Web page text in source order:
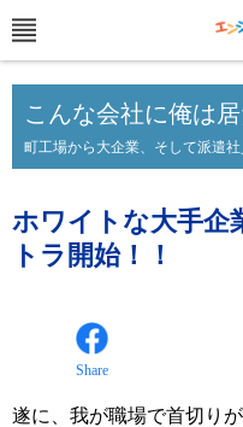
こんな会社に俺は居
町工場から大企業、そして派遣
ホワイトな大手企
トラ開始！！
Share
遂に、我が職場で首切り